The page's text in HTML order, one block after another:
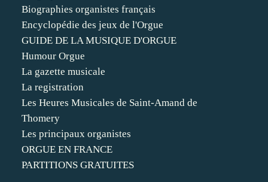
Biographies organistes français
Encyclopédie des jeux de l'Orgue
GUIDE DE LA MUSIQUE D'ORGUE
Humour Orgue
La gazette musicale
La registration
Les Heures Musicales de Saint-Amand de
Thomery
Les principaux organistes
ORGUE EN FRANCE
PARTITIONS GRATUITES